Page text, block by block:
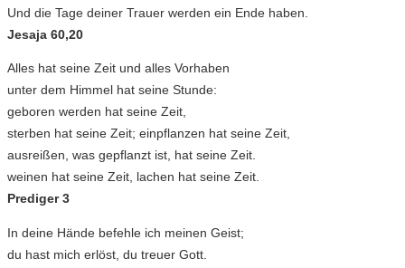
Und die Tage deiner Trauer werden ein Ende haben.
Jesaja 60,20
Alles hat seine Zeit und alles Vorhaben
unter dem Himmel hat seine Stunde:
geboren werden hat seine Zeit,
sterben hat seine Zeit; einpflanzen hat seine Zeit,
ausreißen, was gepflanzt ist, hat seine Zeit.
weinen hat seine Zeit, lachen hat seine Zeit.
Prediger 3
In deine Hände befehle ich meinen Geist;
du hast mich erlöst, du treuer Gott.